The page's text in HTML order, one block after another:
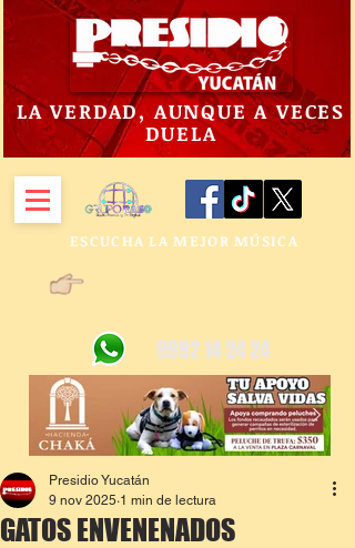
LA VERDAD, AUNQUE A VECES
DUELA
ESCUCHA LA MEJOR MÚSICA
9992 14 24 24
GATOS ENVENENADOS
Presidio Yucatán
9 nov 2025 1 min de lectura